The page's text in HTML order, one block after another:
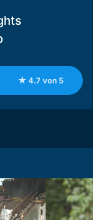
★ 4.7 von 5